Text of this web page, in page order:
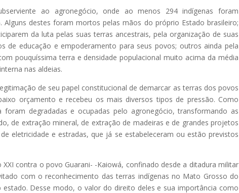
ao agronegócio, onde ao menos 294 indígenas foram
destes foram mortos pelas mãos do próprio Estado brasileiro;
da luta pelas suas terras ancestrais, pela organização de suas
de educação e empoderamento para seus povos; outros ainda pela
pouquíssima terra e densidade populacional muito acima da média
nas aldeias.
de seu papel constitucional de demarcar as terras dos povos
orçamento e recebeu os mais diversos tipos de pressão. Como
degradadas e ocupadas pelo agronegócio, transformando as
de extração mineral, de extração de madeiras e de grandes projetos
eletricidade e estradas, que já se estabeleceram ou estão previstos
contra o povo Guarani- -Kaiowá, confinado desde a ditadura militar
com o reconhecimento das terras indígenas no Mato Grosso do
Desse modo, o valor do direito deles e sua importância como